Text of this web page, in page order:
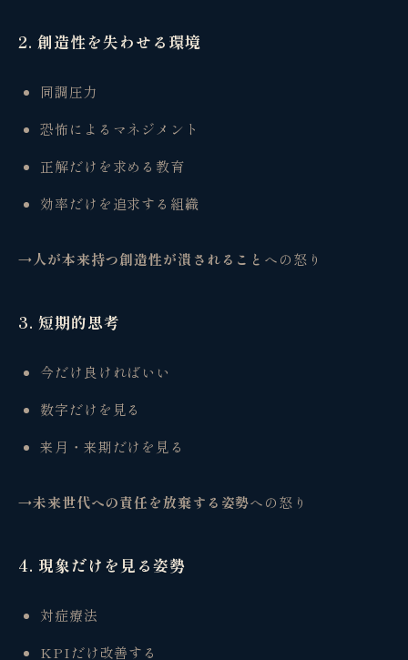
2. 創造性を失わせる環境
同調圧力
恐怖によるマネジメント
正解だけを求める教育
効率だけを追求する組織
→人が本来持つ創造性が潰されること への怒り
3. 短期的思考
今だけ良ければいい
数字だけを見る
来月・来期だけを見る
→未来世代への責任を放棄する姿勢への怒り
4. 現象だけを見る姿勢
対症療法
KPIだけ改善する